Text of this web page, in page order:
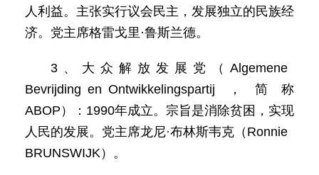
人利益。主张实行议会民主，发展独立的民族经
济。党主席格雷戈里·鲁斯兰德。
3、大众解放发展党（Algemene
Bevrijding en Ontwikkelingspartij，简称
ABOP）：1990年成立。宗旨是消除贫困，实现
人民的发展。党主席龙尼·布林斯韦克（Ronnie
BRUNSWIJK）。